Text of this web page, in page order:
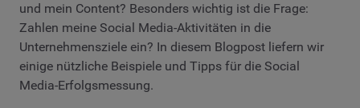
und mein Content? Besonders wichtig ist die Frage:
Zahlen meine Social Media-Aktivitäten in die
Unternehmensziele ein? In diesem Blogpost liefern wir
einige nützliche Beispiele und Tipps für die Social
Media-Erfolgsmessung.